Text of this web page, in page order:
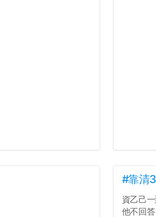
#靠清
資乙己
他不回